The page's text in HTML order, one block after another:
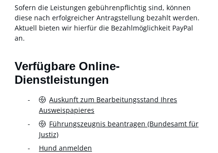
Sofern die Leistungen gebührenpflichtig sind, können
diese nach erfolgreicher Antragstellung bezahlt werden.
Aktuell bieten wir hierfür die Bezahlmöglichkeit PayPal
an.
Verfügbare Online-
Dienstleistungen
Auskunft zum Bearbeitungsstand Ihres
Ausweispapieres
Führungszeugnis beantragen (Bundesamt für
Justiz)
Hund anmelden